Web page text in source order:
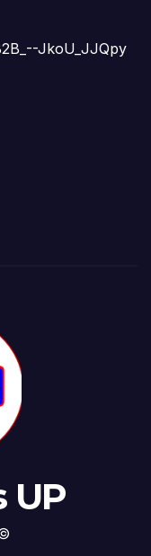
JkoU_JJQpy
UP